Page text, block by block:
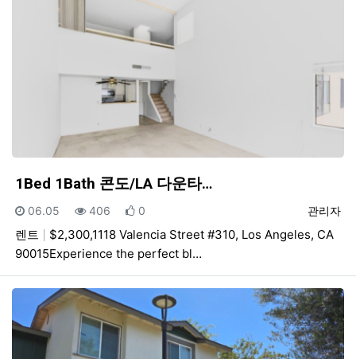
1Bed 1Bath 콘도/LA 다운타…
등록자
관리자
등록일
06.05 조회
406 추천
0
렌트
$2,300,1118 Valencia Street #310, Los Angeles, CA
90015Experience the perfect bl…